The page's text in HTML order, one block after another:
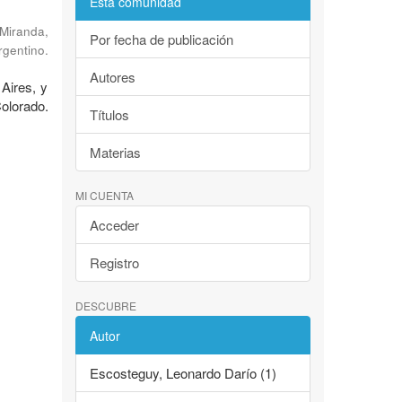
y
Por fecha de publicación
Autores
Títulos
Materias
MI CUENTA
Acceder
Registro
DESCUBRE
Autor
Escosteguy, Leonardo Darío (1)